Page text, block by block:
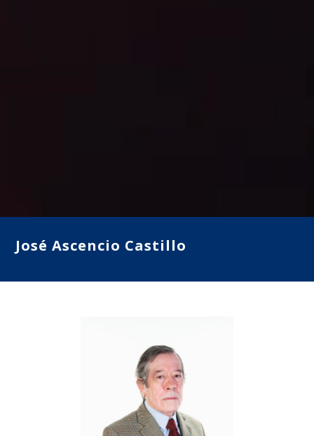
José Ascencio Castillo